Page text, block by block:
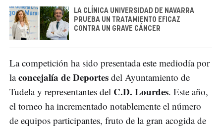
LA CLÍNICA UNIVERSIDAD DE NAVARRA
PRUEBA UN TRATAMIENTO EFICAZ
CONTRA UN GRAVE CÁNCER
La competición ha sido presentada este mediodía por
laconcejalía de Deportes del Ayuntamiento de
Tudela y representantes del C.D. Lourdes. Este año,
el torneo ha incrementado notablemente el número
de equipos participantes, fruto de la gran acogida de